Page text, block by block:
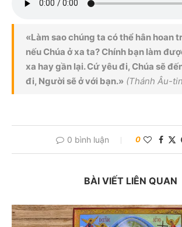
«Làm sao chúng ta có thể hân hoan
nếu Chúa ở xa ta? Chính bạn làm
xa hay gần lại. Cứ yêu đi, Chúa sẽ
đi, Người sẽ ở với bạn.» (Thánh Âu-
0 bình luận 0
BÀI VIẾT LIÊN QUAN